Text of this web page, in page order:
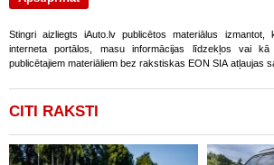
Stingri aizliegts iAuto.lv publicētos materiālus
interneta portālos, masu informācijas līdzekļos vai
publicētajiem materiāliem bez rakstiskas EON SIA atļaujas
CITI RAKSTI